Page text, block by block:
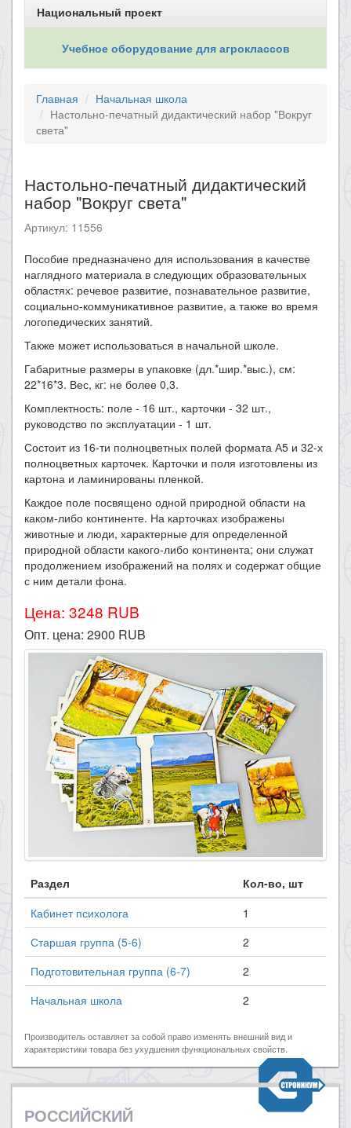
Национальный проект
Учебное оборудование для агроклассов
Главная
Начальная школа
Настольно-печатный дидактический набор "Вокруг
света"
Настольно-печатный дидактический
набор "Вокруг света"
Артикул: 11556
Пособие предназначено для использования в качестве
наглядного материала в следующих образовательных
областях: речевое развитие, познавательное развитие,
социально-коммуникативное развитие, а также во время
логопедических занятий.
Также может использоваться в начальной школе.
Габаритные размеры в упаковке (дл.*шир.*выс.), см:
22*16*3. Вес, кг: не более 0,3.
Комплектность: поле - 16 шт., карточки - 32 шт.,
руководство по эксплуатации - 1 шт.
Состоит из 16-ти полноцветных полей формата А5 и 32-х
полноцветных карточек. Карточки и поля изготовлены из
картона и ламинированы пленкой.
Каждое поле посвящено одной природной области на
каком-либо континенте. На карточках изображены
животные и люди, характерные для определенной
природной области какого-либо континента; они служат
продолжением изображений на полях и содержат общие
с ним детали фона.​
Цена: 3248 RUB
Опт. цена: 2900 RUB
Раздел
Кол-во, шт
Кабинет психолога
1
Старшая группа (5-6)
2
Подготовительная группа (6-7)
2
Начальная школа
2
Производитель оставляет за собой право изменять внешний вид и
характеристики товара без ухудшения функциональных свойств.
РОССИЙСКИЙ